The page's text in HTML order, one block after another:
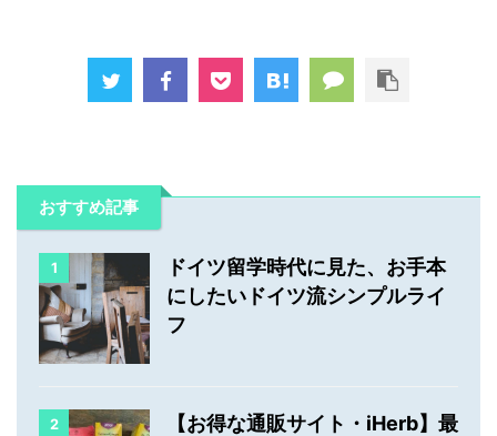
おすすめ記事
1
ドイツ留学時代に見た、お手本
にしたいドイツ流シンプルライ
フ
2
【お得な通販サイト・iHerb】最